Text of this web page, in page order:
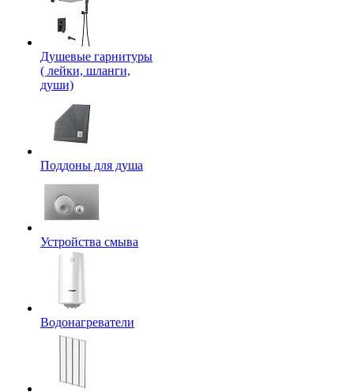
Душевые гарнитуры
( лейки, шланги,
души)
Поддоны для душа
Устройства смыва
Водонагреватели